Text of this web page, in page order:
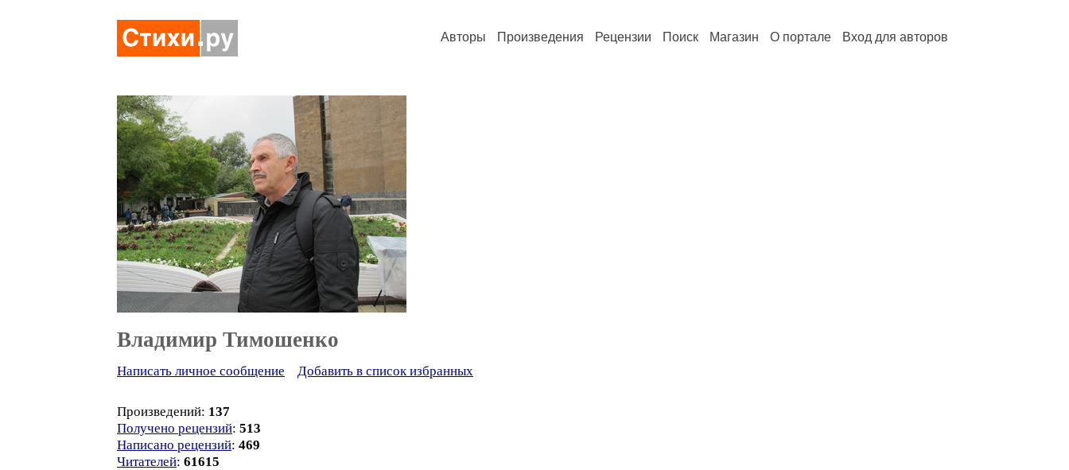
Авторы Произведения Рецензии Поиск Магазин О портале Вход для авторов
Владимир Тимошенко
Написать личное сообщение Добавить в список избранных
Произведений: 137
Получено рецензий: 513
Написано рецензий: 469
Читателей: 61615